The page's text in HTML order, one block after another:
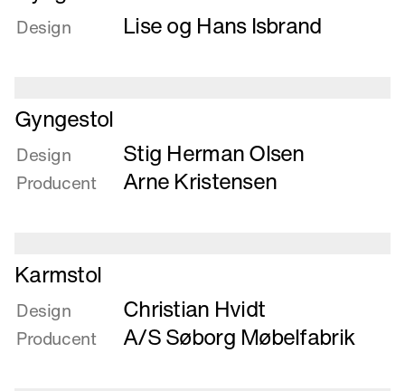
om
Design Lise og Hans Isbrand
Læs
mere
om
Gyngestol
Gyngestol
Design Stig Herman Olsen
Producent Arne Kristensen
Læs
mere
om
Karmstol
Karmstol
Design Christian Hvidt
Producent A/S Søborg Møbelfabrik